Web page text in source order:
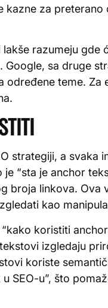
kazne za
razumeju gde
Google, sa druge
određene teme. Za
strategiji, a svaka
“sta je anchor
broja linkova. Ova
kao
koristiti
izgledaju
koriste
SEO-u”, što